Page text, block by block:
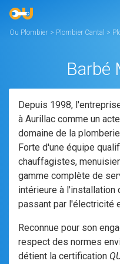
Ou Plombier > Plombier Cantal >
Barbé
Depuis 1998,
à Aurillac comme un
domaine de la
Forte d'une équipe
chauffagistes,
gamme complète de
intérieure à
passant par l'électricité
Reconnue pour son
respect des normes
détient la certification